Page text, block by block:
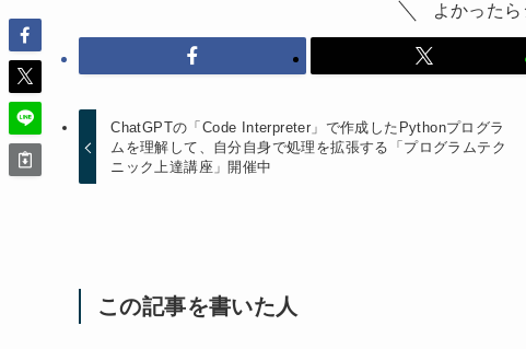
よかったら
ChatGPTの「Code Interpreter」で作成したPythonプログラ
ムを理解して、自分自身で処理を拡張する「プログラムテク
ニック上達講座」開催中
この記事を書いた人